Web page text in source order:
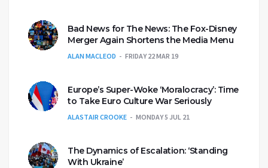
Bad News for The News: The Fox-Disney
Merger Again Shortens the Media Menu
ALAN MACLEOD FRIDAY 22 MAR 19
Europe’s Super-Woke ‘Moralocracy’: Time
to Take Euro Culture War Seriously
ALASTAIR CROOKE MONDAY 5 JUL 21
The Dynamics of Escalation: ‘Standing
With Ukraine’